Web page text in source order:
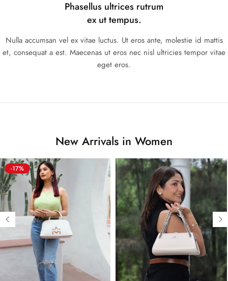
Phasellus ultrices rutrum
ex ut tempus.
Nulla accumsan vel ex vitae luctus. Ut eros ante, molestie id mattis
et, consequat a est. Maecenas ut eros nec nisl ultricies tempor vitae
eget eros.
New Arrivals in Women
-17%